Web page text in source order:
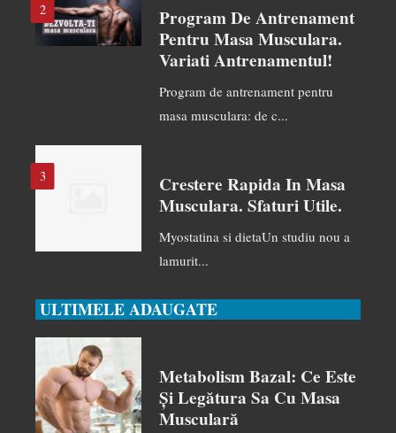
2
Program De Antrenament
Pentru Masa Musculara.
Variati Antrenamentul!
Program de antrenament pentru
masa musculara: de c...
3
Crestere Rapida In Masa
Musculara. Sfaturi Utile.
Myostatina si dietaUn studiu nou a
lamurit...
ULTIMELE ADAUGATE
Metabolism Bazal: Ce Este
Și Legătura Sa Cu Masa
Musculară